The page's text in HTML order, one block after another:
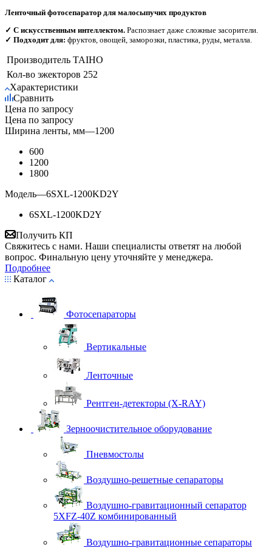
Ленточный фотосепаратор для малосыпучих продуктов
✓ С искусственным интеллектом. Распознает даже сложные засорители.
✓ Подходит для: фруктов, овощей, заморозки, пластика, руды, металла.
Производитель TAIHO
Кол-во эжекторов 252
Характеристики
Сравнить
Цена по запросу
Цена по запросу
Ширина ленты, мм—1200
600
1200
1800
Модель—6SXL-1200KD2Y
6SXL-1200KD2Y
Получить КП
Свяжитесь с нами. Наши специалисты ответят на любой
вопрос. Финальную цену уточняйте у менеджера.
Подробнее
Каталог
Фотосепараторы
Вертикальные
Ленточные
Рентген-детекторы (X-RAY)
Зерноочистительное оборудование
Пневмостолы
Воздушно-решетные сепараторы
Воздушно-гравитационный сепаратор
5XFZ-40Z комбинированный
Воздушно-гравитационные сепараторы